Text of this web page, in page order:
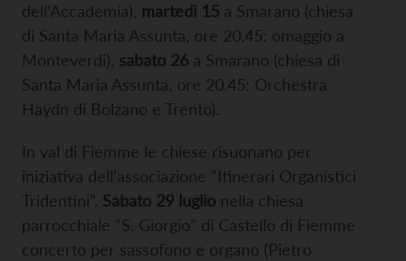
dell’Accademia), martedì 15 a Smarano (chiesa
di Santa Maria Assunta, ore 20.45: omaggio a
Monteverdi), sabato 26 a Smarano (chiesa di
Santa Maria Assunta, ore 20.45: Orchestra
Haydn di Bolzano e Trento).
In val di Fiemme le chiese risuonano per
iniziativa dell’associazione “Itinerari Organistici
Tridentini”. Sabato 29 luglio nella chiesa
parrocchiale “S. Giorgio” di Castello di Fiemme
concerto per sassofono e organo (Pietro